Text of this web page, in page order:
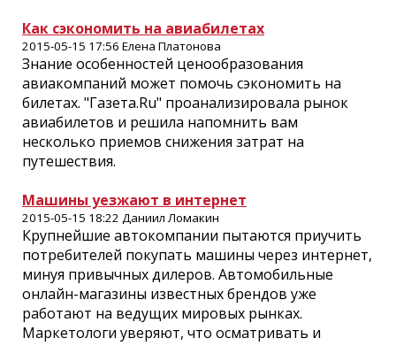
Как сэкономить на авиабилетах
2015-05-15 17:56 Елена Платонова
Знание особенностей ценообразования
авиакомпаний может помочь сэкономить на
билетах. "Газета.Ru" проанализировала рынок
авиабилетов и решила напомнить вам
несколько приемов снижения затрат на
путешествия.
Машины уезжают в интернет
2015-05-15 18:22 Даниил Ломакин
Крупнейшие автокомпании пытаются приучить
потребителей покупать машины через интернет,
минуя привычных дилеров. Автомобильные
онлайн-магазины известных брендов уже
работают на ведущих мировых рынках.
Маркетологи уверяют, что осматривать и